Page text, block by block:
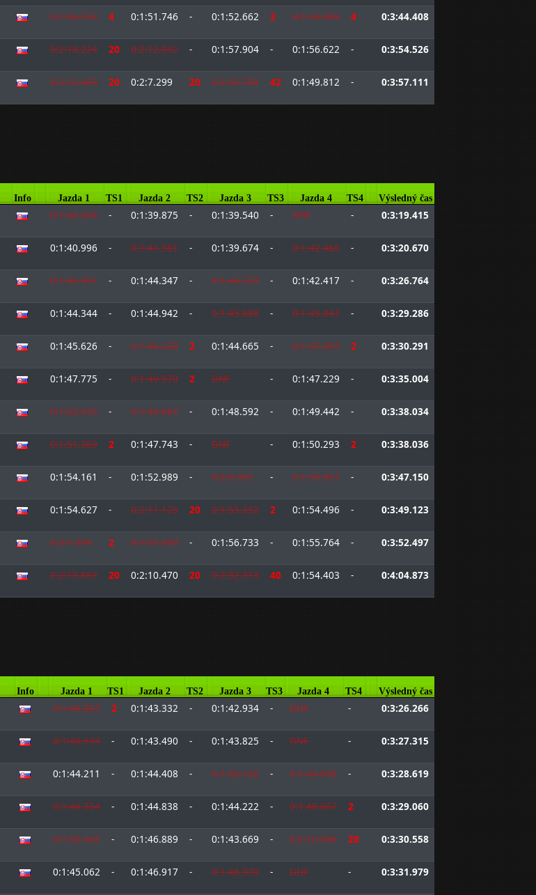
0:1:56.733 4 0:1:51.746 - 0:1:52.662 2 0:1:53.088 4 0:3:44.408
0:2:18.224 20 0:2:12.092 - 0:1:57.904 - 0:1:56.622 - 0:3:54.526
0:2:10.469 20 0:2:7.299 20 0:2:30.788 42 0:1:49.812 - 0:3:57.111
Info Jazda 1 TS1 Jazda 2 TS2 Jazda 3 TS3 Jazda 4 TS4 Výsledný čas
0:1:42.204 - 0:1:39.875 - 0:1:39.540 - DNF - 0:3:19.415
0:1:40.996 - 0:1:41.381 - 0:1:39.674 - 0:1:42.465 - 0:3:20.670
0:1:45.451 - 0:1:44.347 - 0:1:44.729 - 0:1:42.417 - 0:3:26.764
0:1:44.344 - 0:1:44.942 - 0:1:45.888 - 0:1:45.847 - 0:3:29.286
0:1:45.626 - 0:1:46.238 2 0:1:44.665 - 0:1:47.697 2 0:3:30.291
0:1:47.775 - 0:1:49.570 2 DNF - 0:1:47.229 - 0:3:35.004
0:1:52.529 - 0:1:49.687 - 0:1:48.592 - 0:1:49.442 - 0:3:38.034
0:1:51.389 2 0:1:47.743 - DNF - 0:1:50.293 2 0:3:38.036
0:1:54.161 - 0:1:52.989 - 0:2:0.362 - 0:1:55.927 - 0:3:47.150
0:1:54.627 - 0:2:11.125 20 0:1:55.352 2 0:1:54.496 - 0:3:49.123
0:2:1.594 2 0:1:57.560 - 0:1:56.733 - 0:1:55.764 - 0:3:52.497
0:2:15.887 20 0:2:10.470 20 0:2:32.313 40 0:1:54.403 - 0:4:04.873
Info Jazda 1 TS1 Jazda 2 TS2 Jazda 3 TS3 Jazda 4 TS4 Výsledný čas
0:1:48.987 2 0:1:43.332 - 0:1:42.934 - DNF - 0:3:26.266
0:1:46.634 - 0:1:43.490 - 0:1:43.825 - DNF - 0:3:27.315
0:1:44.211 - 0:1:44.408 - 0:1:45.126 - 0:1:44.608 - 0:3:28.619
0:1:46.354 - 0:1:44.838 - 0:1:44.222 - 0:1:48.667 2 0:3:29.060
0:1:52.045 - 0:1:46.889 - 0:1:43.669 - 0:2:10.386 20 0:3:30.558
0:1:45.062 - 0:1:46.917 - 0:1:46.970 - DNF - 0:3:31.979